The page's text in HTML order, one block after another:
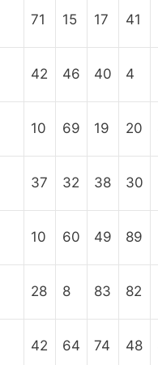
71 15 17 41
42 46 40 4
10 69 19 20
37 32 38 30
10 60 49 89
28 8 83 82
42 64 74 48